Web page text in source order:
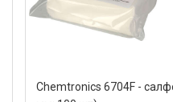
Chemtronics 6704F -